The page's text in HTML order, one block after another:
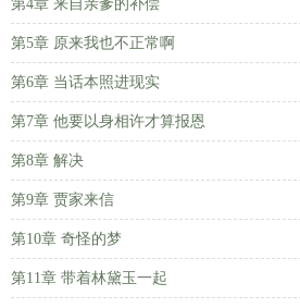
第4章 来自亲爹的补偿
第5章 原来我也不正常啊
第6章 当话本照进现实
第7章 他要以身相许才算报恩
第8章 解决
第9章 贾家来信
第10章 奇怪的梦
第11章 带着林黛玉一起